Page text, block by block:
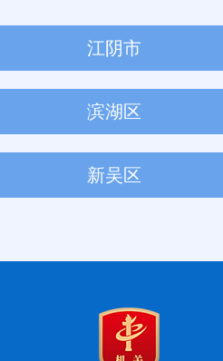
江阴市
滨湖区
新吴区